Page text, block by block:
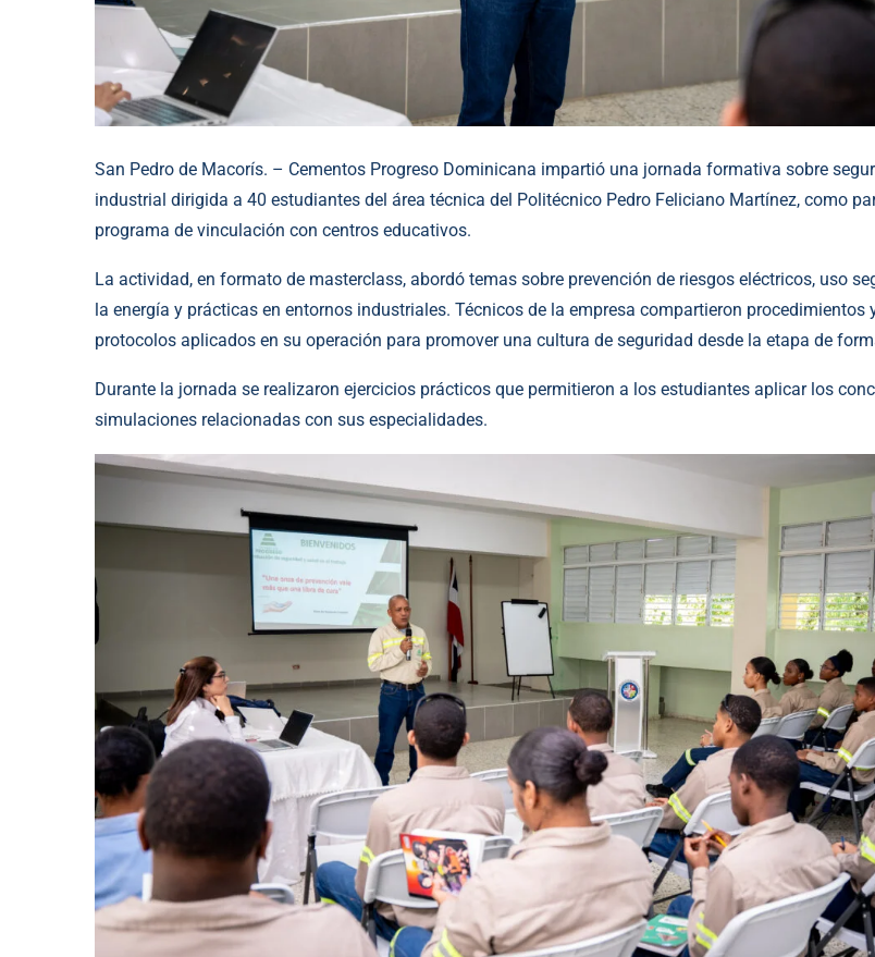
San Pedro de Macorís. – Cementos Progreso Dominicana impartió una jornada formativa sobre
industrial dirigida a 40 estudiantes del área técnica del Politécnico Pedro Feliciano Martínez, como
programa de vinculación con centros educativos.
La actividad, en formato de masterclass, abordó temas sobre prevención de riesgos eléctricos, uso
la energía y prácticas en entornos industriales. Técnicos de la empresa compartieron procedimientos
protocolos aplicados en su operación para promover una cultura de seguridad desde la etapa de
Durante la jornada se realizaron ejercicios prácticos que permitieron a los estudiantes aplicar los
simulaciones relacionadas con sus especialidades.